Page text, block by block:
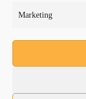
Marketing